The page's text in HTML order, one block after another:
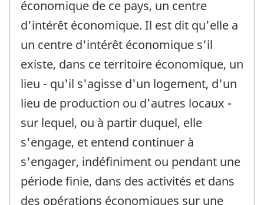
économique de ce pays, un centre
d'intérêt économique. Il est dit qu'elle a
un centre d'intérêt économique s'il
existe, dans ce territoire économique, un
lieu - qu'il s'agisse d'un logement, d'un
lieu de production ou d'autres locaux -
sur lequel, ou à partir duquel, elle
s'engage, et entend continuer à
s'engager, indéfiniment ou pendant une
période finie, dans des activités et dans
des opérations économiques sur une